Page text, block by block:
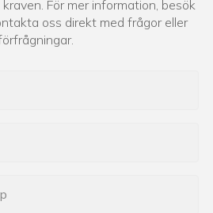
För mer information, besök
oss direkt med frågor eller